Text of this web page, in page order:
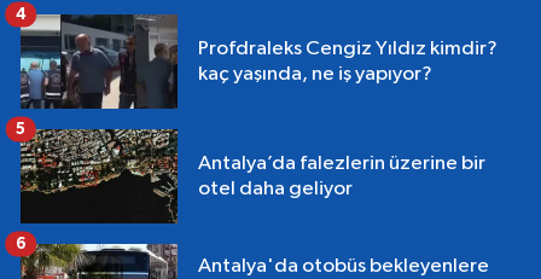
Profdraleks Cengiz Yıldız kimdir?
kaç yaşında, ne iş yapıyor?
4
Antalya’da falezlerin üzerine bir
otel daha geliyor
5
Antalya'da otobüs bekleyenlere
6